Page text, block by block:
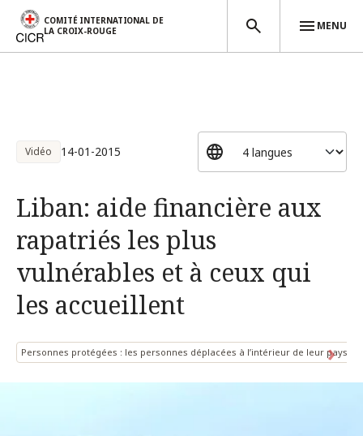
COMITÉ INTERNATIONAL DE
LA CROIX-ROUGE
MENU
Vidéo 14-01-2015
Liban: aide financière aux
rapatriés les plus
vulnérables et à ceux qui
les accueillent
Personnes protégées : les personnes déplacées à l’intérieur de leur pays